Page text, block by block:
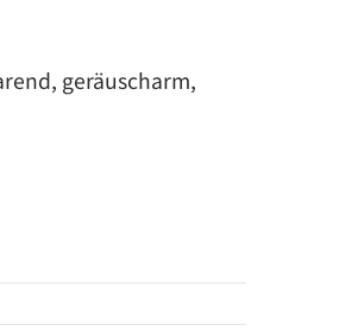
geräuscharm,